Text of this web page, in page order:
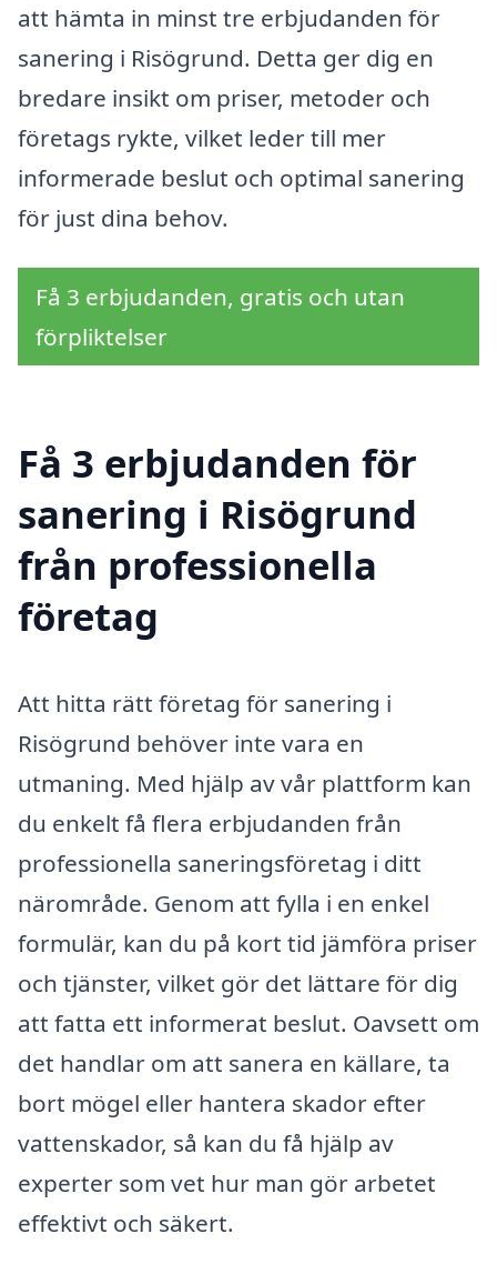
att hämta in minst tre erbjudanden för
sanering i Risögrund. Detta ger dig en
bredare insikt om priser, metoder och
företags rykte, vilket leder till mer
informerade beslut och optimal sanering
för just dina behov.
Få 3 erbjudanden, gratis och utan
förpliktelser
Få 3 erbjudanden för
sanering i Risögrund
från professionella
företag
Att hitta rätt företag för sanering i
Risögrund behöver inte vara en
utmaning. Med hjälp av vår plattform kan
du enkelt få flera erbjudanden från
professionella saneringsföretag i ditt
närområde. Genom att fylla i en enkel
formulär, kan du på kort tid jämföra priser
och tjänster, vilket gör det lättare för dig
att fatta ett informerat beslut. Oavsett om
det handlar om att sanera en källare, ta
bort mögel eller hantera skador efter
vattenskador, så kan du få hjälp av
experter som vet hur man gör arbetet
effektivt och säkert.